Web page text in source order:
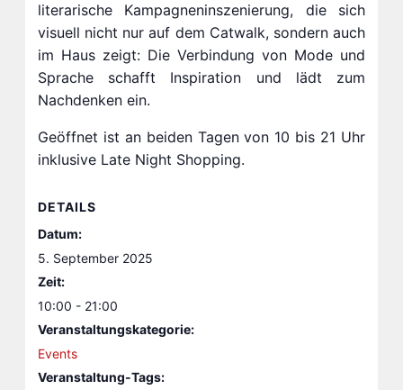
literarische Kampagneninszenierung, die sich
visuell nicht nur auf dem Catwalk, sondern auch
im Haus zeigt: Die Verbindung von Mode und
Sprache schafft Inspiration und lädt zum
Nachdenken ein.
Geöffnet ist an beiden Tagen von 10 bis 21 Uhr
inklusive Late Night Shopping.
DETAILS
Datum:
5. September 2025
Zeit:
10:00 - 21:00
Veranstaltungskategorie:
Events
Veranstaltung-Tags: